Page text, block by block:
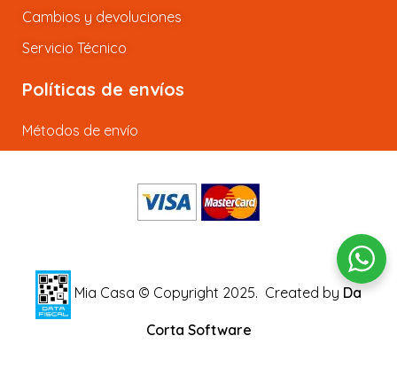
Cambios y devoluciones
Servicio Técnico
Políticas de envíos
Métodos de envío
Mia Casa © Copyright 2025. Created by Da
Corta Software